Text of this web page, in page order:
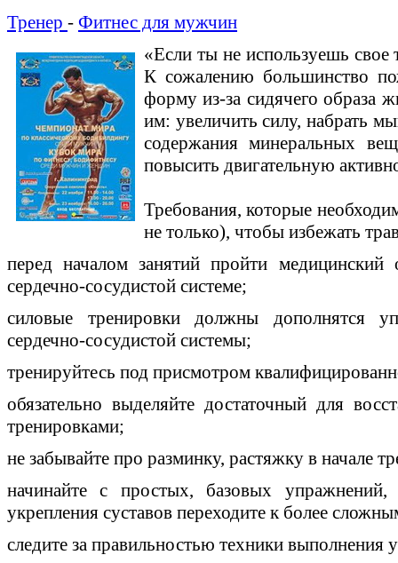
Тренер - Фитнес для мужчин
«Если ты не используешь свое
К сожалению большинство
форму из-за сидячего образа
им: увеличить силу, набрать
содержания минеральных
повысить двигательную
Требования, которые
не только), чтобы избежать
перед началом занятий пройти медицинский
сердечно-сосудистой системе;
силовые тренировки должны дополнятся
сердечно-сосудистой системы;
тренируйтесь под присмотром
обязательно выделяйте достаточный для
тренировками;
не забывайте про разминку, растяжку в начале
начинайте с простых, базовых
укрепления суставов переходите к более
следите за правильностью техники выполнения